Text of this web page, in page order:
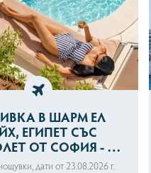
В ШАРМ ЕЛ
ЕГИПЕТ СЪС
ОТ СОФИЯ - 7
НОЩУВКИ
/ 7 нощувки,дати от 23.08.2026 г.